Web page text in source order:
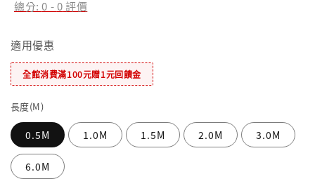
總分:0 -0評價
適用優惠
全館消費滿100元贈1元回饋金
長度(M)
0.5M 1.0M 1.5M 2.0M 3.0M
6.0M